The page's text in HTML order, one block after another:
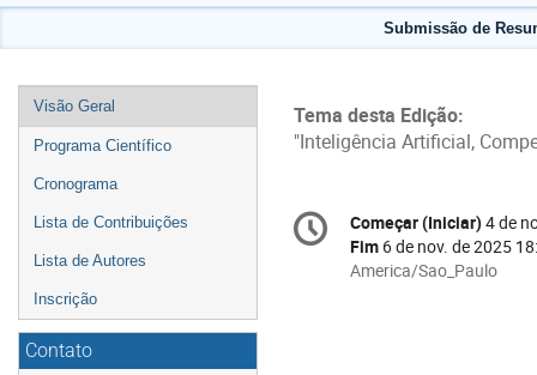
Submissão de
Event
menu
Visão Geral
Programa Científico
Cronograma
Lista de Contribuições
Lista de Autores
Inscrição
Contato
Tema desta Edição:
"Inteligência Artificial,
Conference
information
Data/hora
Começar (Iniciar)4 de
Fim 6 de nov. de 2025
All
America/Sao_Paulo